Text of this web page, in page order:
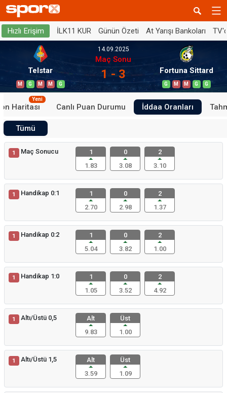
Hızlı Erişim İLK11 KUR Günün Özeti At Yarışı Bankoları
Telstar
M G M M G
14.09.2025
Maç Sonu
1 - 3 Fortuna Sittard
G M M G G
Haritası
Yeni
Canlı Puan Durumu İddaa Oranları
Tümü
1 Maç Sonucu
1
1.83
0
3.08
2
3.10
1 Handikap 0:1
1
2.70
0
2.98
2
1.37
1 Handikap 0:2
1
5.04
0
3.82
2
1.00
1 Handikap 1:0
1
1.05
0
3.52
2
4.92
1 Altı/Üstü 0,5
Alt
9.83
Üst
1.00
1 Altı/Üstü 1,5
Alt
3.59
Üst
1.09